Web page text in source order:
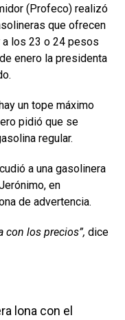
(Profeco) realizó
que ofrecen
los 23 o 24 pesos
enero la presidenta
un tope máximo
pidió que se
regular.
a una gasolinera
en
de advertencia.
con los precios”, dice
lona con el